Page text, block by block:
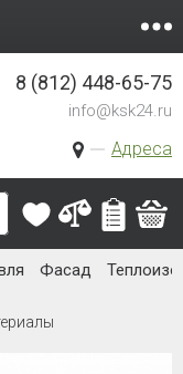
Адреса
8 (812) 448-65-75
info@ksk24.ru
Фасад